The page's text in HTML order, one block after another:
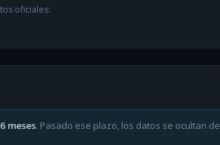
oficiales:
meses. Pasado ese plazo, los datos se ocultan de